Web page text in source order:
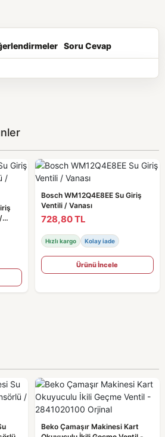
Soru Cevap
Bosch WM12Q4E8EE Su Giriş
Ventili / Vanası
728,80 TL
Hızlı kargo Kolay iade
Ürünü İncele
Beko Çamaşır Makinesi Kart